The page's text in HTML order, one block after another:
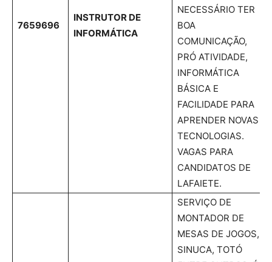
7659696
INSTRUTOR DE
INFORMÁTICA
NECESSÁRIO TER
BOA
COMUNICAÇÃO,
PRÓ ATIVIDADE,
INFORMÁTICA
BÁSICA E
FACILIDADE PARA
APRENDER NOVAS
TECNOLOGIAS.
VAGAS PARA
CANDIDATOS DE
LAFAIETE.
SERVIÇO DE
MONTADOR DE
MESAS DE JOGOS,
SINUCA, TOTÓ